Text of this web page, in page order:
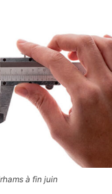
à fin juin